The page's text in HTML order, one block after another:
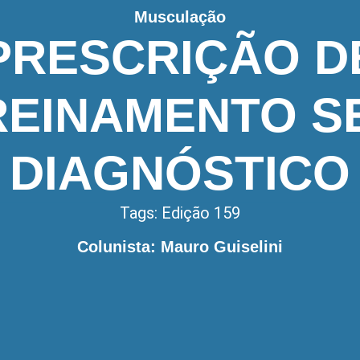
Musculação
DIAGNÓSTICO
Tags: Edição 159
Colunista: Mauro Guiselini